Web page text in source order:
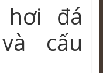
hơi đá
cấu